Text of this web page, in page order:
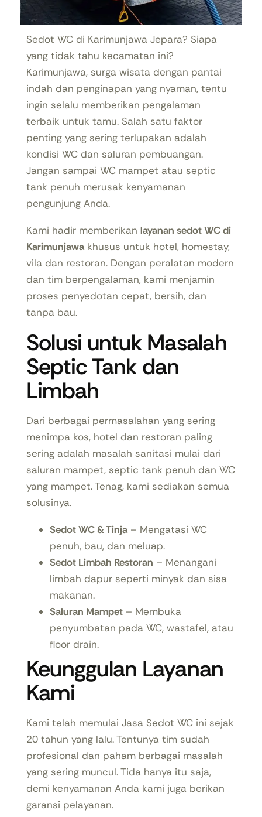
Sedot WC di Karimunjawa Jepara? Siapa
yang tidak tahu kecamatan ini?
Karimunjawa, surga wisata dengan pantai
indah dan penginapan yang nyaman, tentu
ingin selalu memberikan pengalaman
terbaik untuk tamu. Salah satu faktor
penting yang sering terlupakan adalah
kondisi WC dan saluran pembuangan.
Jangan sampai WC mampet atau septic
tank penuh merusak kenyamanan
pengunjung Anda.
Kami hadir memberikan layanan sedot WC di
Karimunjawa khusus untuk hotel, homestay,
vila dan restoran. Dengan peralatan modern
dan tim berpengalaman, kami menjamin
proses penyedotan cepat, bersih, dan
tanpa bau.
Solusi untuk Masalah
Septic Tank dan
Limbah
Dari berbagai permasalahan yang sering
menimpa kos, hotel dan restoran paling
sering adalah masalah sanitasi mulai dari
saluran mampet, septic tank penuh dan WC
yang mampet. Tenag, kami sediakan semua
solusinya.
Sedot WC & Tinja – Mengatasi WC
penuh, bau, dan meluap.
Sedot Limbah Restoran – Menangani
limbah dapur seperti minyak dan sisa
makanan.
Saluran Mampet – Membuka
penyumbatan pada WC, wastafel, atau
floor drain.
Keunggulan Layanan
Kami
Kami telah memulai Jasa Sedot WC ini sejak
20 tahun yang lalu. Tentunya tim sudah
profesional dan paham berbagai masalah
yang sering muncul. Tida hanya itu saja,
demi kenyamanan Anda kami juga berikan
garansi pelayanan.